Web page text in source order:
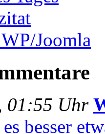
Joomla
01:55 Uhr
besser